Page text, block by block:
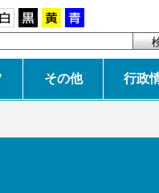
白 黒 黄
その他 行政